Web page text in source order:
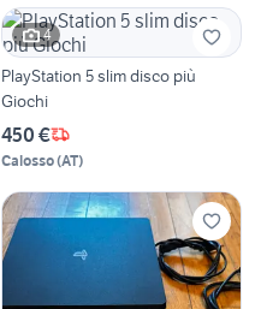
4
PlayStation 5 slim disco più
Giochi
450 €
Calosso(AT)